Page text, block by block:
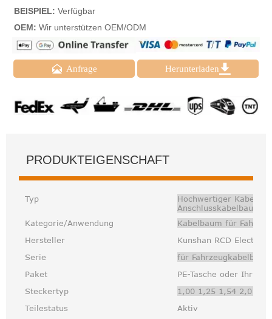
BEISPIEL: Verfügbar
OEM: Wir unterstützen OEM/ODM
 Anfrage Herunterladen 
PRODUKTEIGENSCHAFT
Typ
Hochwertiger
Anschlusskabelbaum
Kategorie/Anwendung
Kabelbaumfür
Hersteller
Kunshan RCD
Serie
für
Paket
PE-Tasche oder Ihr
Steckertyp
1,00 1,25 1,54 2,0
Teilestatus
Aktiv